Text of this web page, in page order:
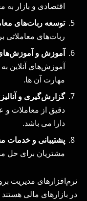
اقتصادی و بازار به
توسعه ربات‌های
ربات‌های معاملاتی
آموزش و آموزش‌های
آموزش‌های آنلاین
مهارت آن ها.
گزارش‌گیری و آنالیز
دقیق از معاملات
دارا می باشد.
پشتیبانی و خدمات
مشتریان برای حل
نرم‌افزارهای مدیریت
در بازارهای مالی هستند